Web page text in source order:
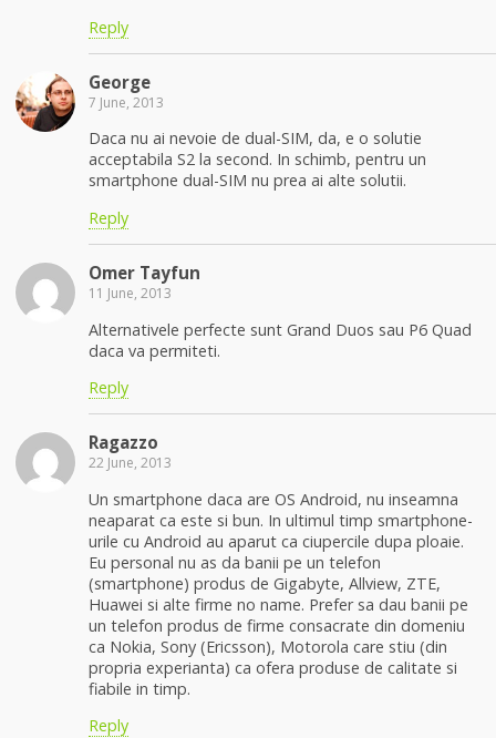
Reply
George
7 June, 2013
Daca nu ai nevoie de dual-SIM, da, e o solutie
acceptabila S2 la second. In schimb, pentru un
smartphone dual-SIM nu prea ai alte solutii.
Reply
Omer Tayfun
11 June, 2013
Alternativele perfecte sunt Grand Duos sau P6 Quad
daca va permiteti.
Reply
Ragazzo
22 June, 2013
Un smartphone daca are OS Android, nu inseamna
neaparat ca este si bun. In ultimul timp smartphone-
urile cu Android au aparut ca ciupercile dupa ploaie.
Eu personal nu as da banii pe un telefon
(smartphone) produs de Gigabyte, Allview, ZTE,
Huawei si alte firme no name. Prefer sa dau banii pe
un telefon produs de firme consacrate din domeniu
ca Nokia, Sony (Ericsson), Motorola care stiu (din
propria experianta) ca ofera produse de calitate si
fiabile in timp.
Reply